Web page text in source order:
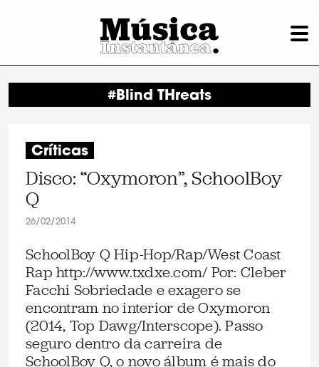
#Blind THreats
Críticas
Disco: “Oxymoron”, SchoolBoy
Q
26/02/2014
SchoolBoy Q Hip-Hop/Rap/West Coast
Rap http://www.txdxe.com/ Por: Cleber
Facchi Sobriedade e exagero se
encontram no interior de Oxymoron
(2014, Top Dawg/Interscope). Passo
seguro dentro da carreira de
SchoolBoy Q, o novo álbum é mais do